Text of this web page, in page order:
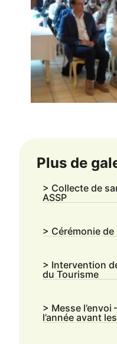
Plus de
> Collecte de
ASSP
> Cérémonie
> Intervention
du Tourisme
> Messe
l’année avant